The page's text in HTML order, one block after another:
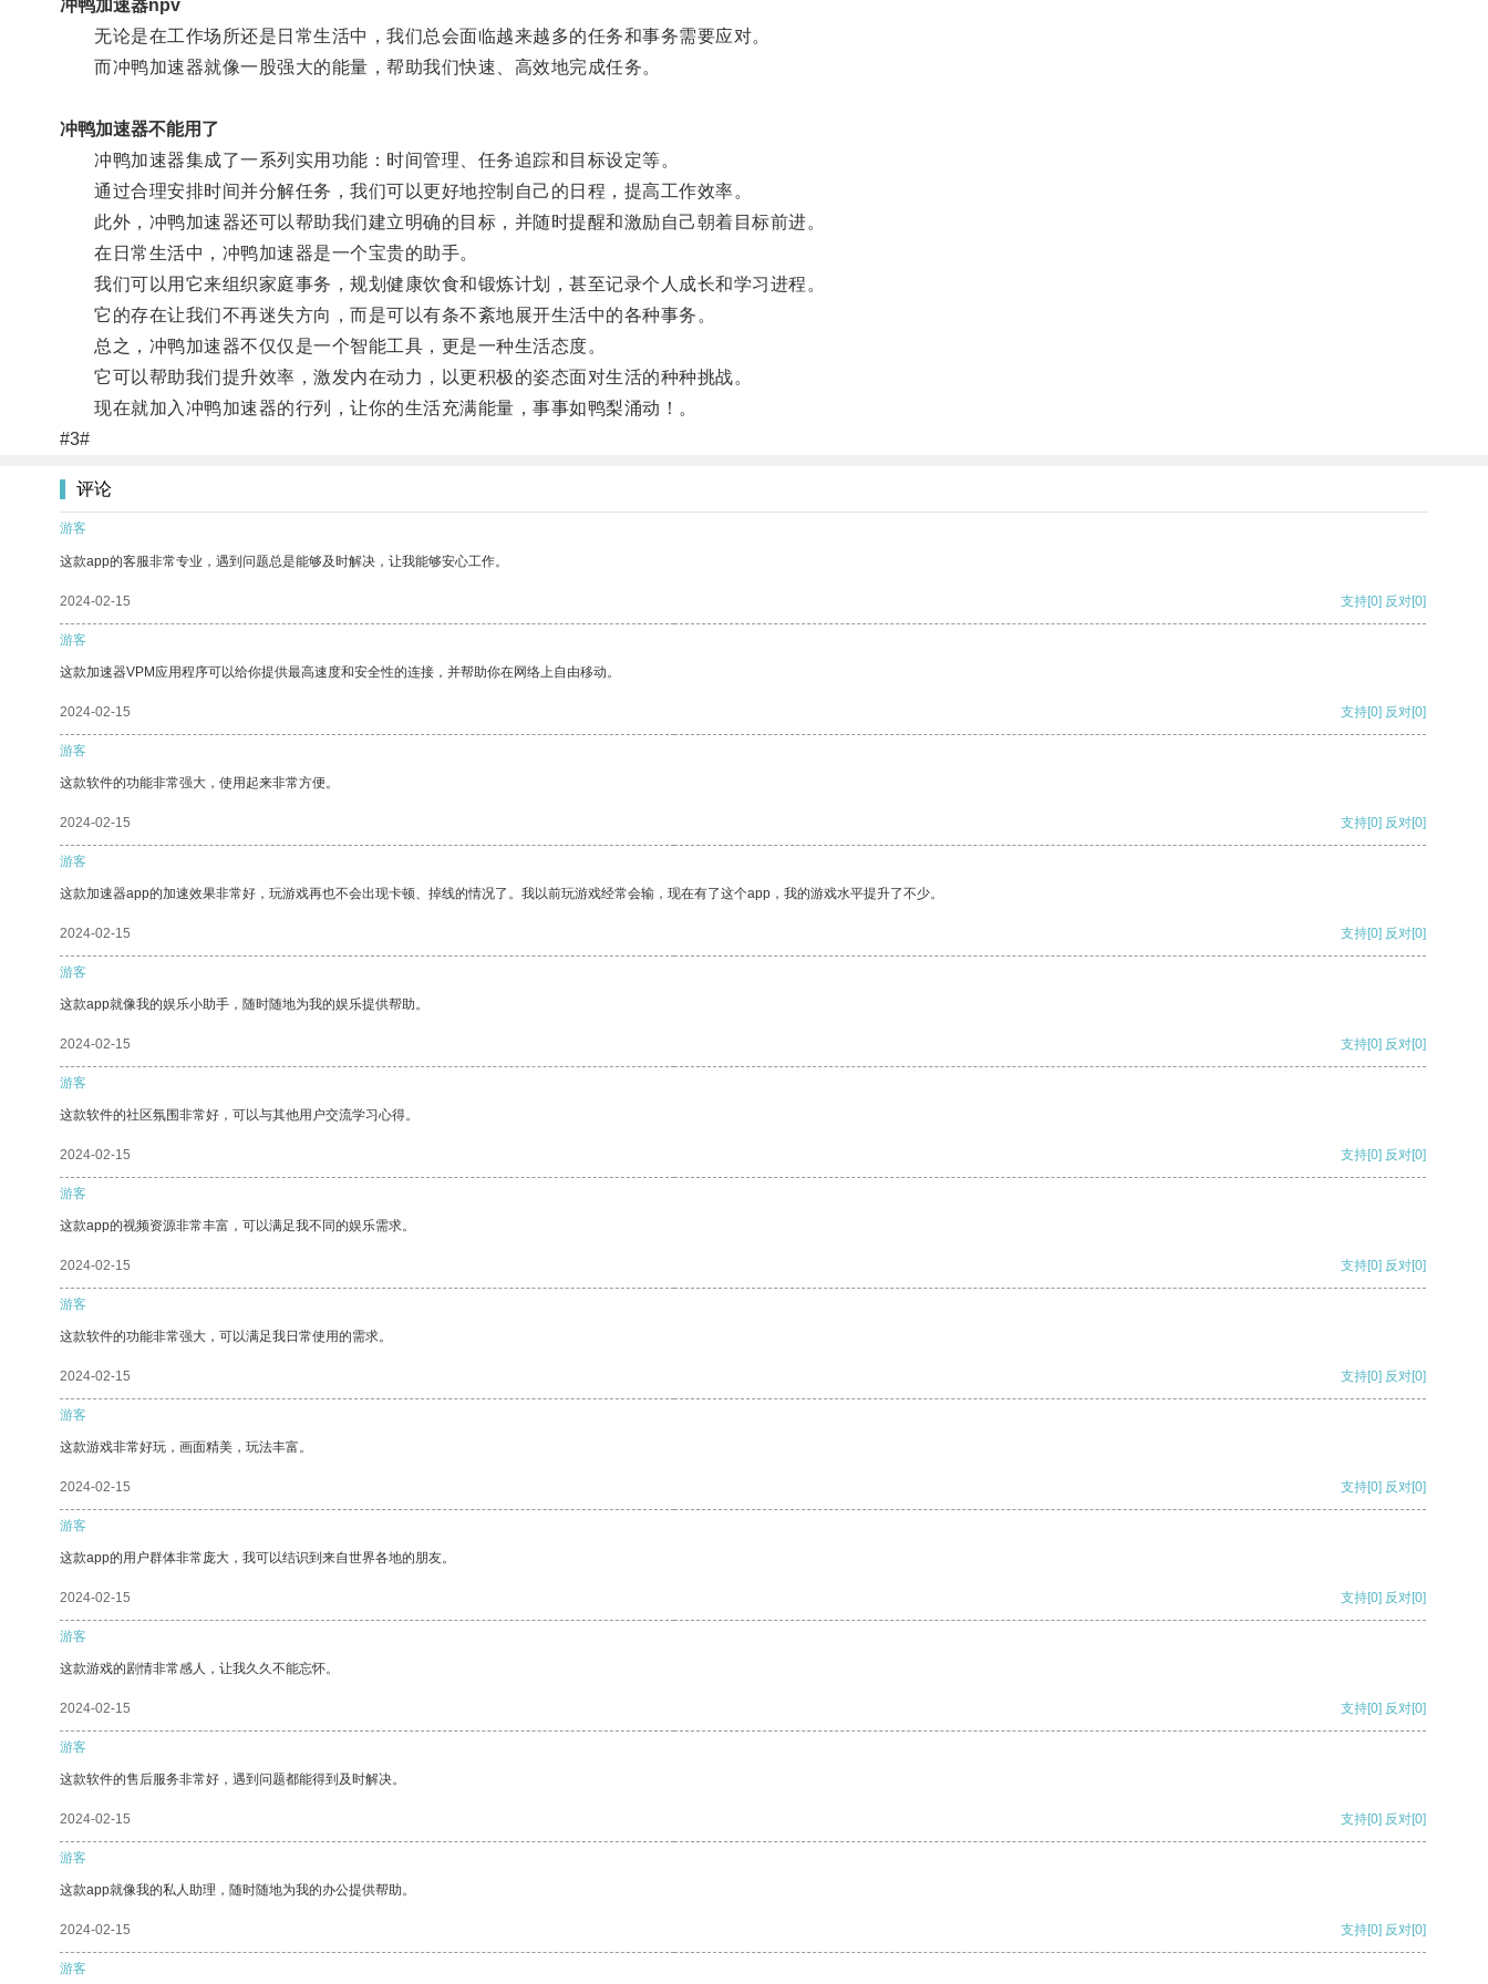
冲鸭加速器npv
无论是在工作场所还是日常生活中，我们总会面临越来越多的任务和事务需要应对。
而冲鸭加速器就像一股强大的能量，帮助我们快速、高效地完成任务。
冲鸭加速器不能用了
冲鸭加速器集成了一系列实用功能：时间管理、任务追踪和目标设定等。
通过合理安排时间并分解任务，我们可以更好地控制自己的日程，提高工作效率。
此外，冲鸭加速器还可以帮助我们建立明确的目标，并随时提醒和激励自己朝着目标前进。
在日常生活中，冲鸭加速器是一个宝贵的助手。
我们可以用它来组织家庭事务，规划健康饮食和锻炼计划，甚至记录个人成长和学习进程。
它的存在让我们不再迷失方向，而是可以有条不紊地展开生活中的各种事务。
总之，冲鸭加速器不仅仅是一个智能工具，更是一种生活态度。
它可以帮助我们提升效率，激发内在动力，以更积极的姿态面对生活的种种挑战。
现在就加入冲鸭加速器的行列，让你的生活充满能量，事事如鸭梨涌动！。
#3#
评论
游客
这款app的客服非常专业，遇到问题总是能够及时解决，让我能够安心工作。
2024-02-15 支持[0] 反对[0]
游客
这款加速器VPM应用程序可以给你提供最高速度和安全性的连接，并帮助你在网络上自由移动。
2024-02-15 支持[0] 反对[0]
游客
这款软件的功能非常强大，使用起来非常方便。
2024-02-15 支持[0] 反对[0]
游客
这款加速器app的加速效果非常好，玩游戏再也不会出现卡顿、掉线的情况了。我以前玩游戏经常会输，现在有了这个app，我的游戏水平提升了不少。
2024-02-15 支持[0] 反对[0]
游客
这款app就像我的娱乐小助手，随时随地为我的娱乐提供帮助。
2024-02-15 支持[0] 反对[0]
游客
这款软件的社区氛围非常好，可以与其他用户交流学习心得。
2024-02-15 支持[0] 反对[0]
游客
这款app的视频资源非常丰富，可以满足我不同的娱乐需求。
2024-02-15 支持[0] 反对[0]
游客
这款软件的功能非常强大，可以满足我日常使用的需求。
2024-02-15 支持[0] 反对[0]
游客
这款游戏非常好玩，画面精美，玩法丰富。
2024-02-15 支持[0] 反对[0]
游客
这款app的用户群体非常庞大，我可以结识到来自世界各地的朋友。
2024-02-15 支持[0] 反对[0]
游客
这款游戏的剧情非常感人，让我久久不能忘怀。
2024-02-15 支持[0] 反对[0]
游客
这款软件的售后服务非常好，遇到问题都能得到及时解决。
2024-02-15 支持[0] 反对[0]
游客
这款app就像我的私人助理，随时随地为我的办公提供帮助。
2024-02-15 支持[0] 反对[0]
游客